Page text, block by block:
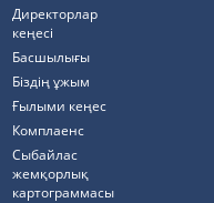
Директорлар
кеңесі
Басшылығы
Біздің ұжым
Ғылыми кеңес
Комплаенс
Cыбайлас
жемқорлық
картограммасы